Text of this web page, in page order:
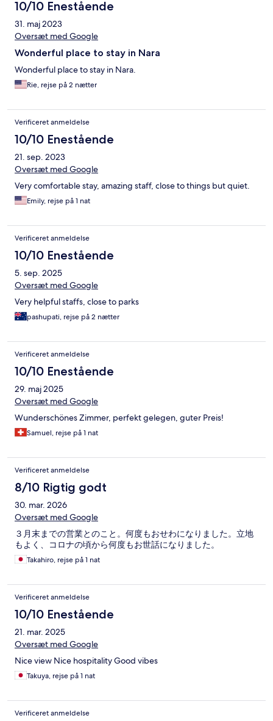
10/10 Enestående
31. maj 2023
Oversæt med Google
Wonderful place to stay in Nara
Wonderful place to stay in Nara.
Rie, rejse på 2 nætter
Verificeret anmeldelse
10/10 Enestående
21. sep. 2023
Oversæt med Google
Very comfortable stay, amazing staff, close to things but quiet.
Emily, rejse på 1 nat
Verificeret anmeldelse
10/10 Enestående
5. sep. 2025
Oversæt med Google
Very helpful staffs, close to parks
pashupati, rejse på 2 nætter
Verificeret anmeldelse
10/10 Enestående
29. maj 2025
Oversæt med Google
Wunderschönes Zimmer, perfekt gelegen, guter Preis!
Samuel, rejse på 1 nat
Verificeret anmeldelse
8/10 Rigtig godt
30. mar. 2026
Oversæt med Google
３月末までの営業とのこと。何度もおせわになりました。立地
もよく、コロナの頃から何度もお世話になりました。
Takahiro, rejse på 1 nat
Verificeret anmeldelse
10/10 Enestående
21. mar. 2025
Oversæt med Google
Nice view Nice hospitality Good vibes
Takuya, rejse på 1 nat
Verificeret anmeldelse